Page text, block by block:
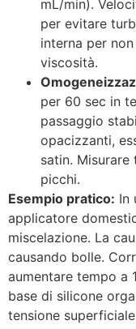
mL/min).
per evitare
interna per
viscosità.
per 60 sec in
passaggio
opacizzanti,
satin.
picchi.
Esempio pratico: In
applicatore
miscelazione. La
causando bolle.
aumentare tempo a
base di silicone
tensione